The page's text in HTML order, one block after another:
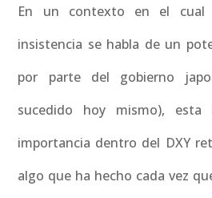
En un contexto en el cual
insistencia se habla de un
por parte del gobierno
sucedido hoy mismo),
importancia dentro del DXY
algo que ha hecho cada vez